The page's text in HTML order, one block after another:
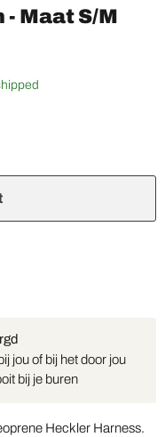
Maat S/M
jou of bij het door jou
bij je buren
Heckler Harness.